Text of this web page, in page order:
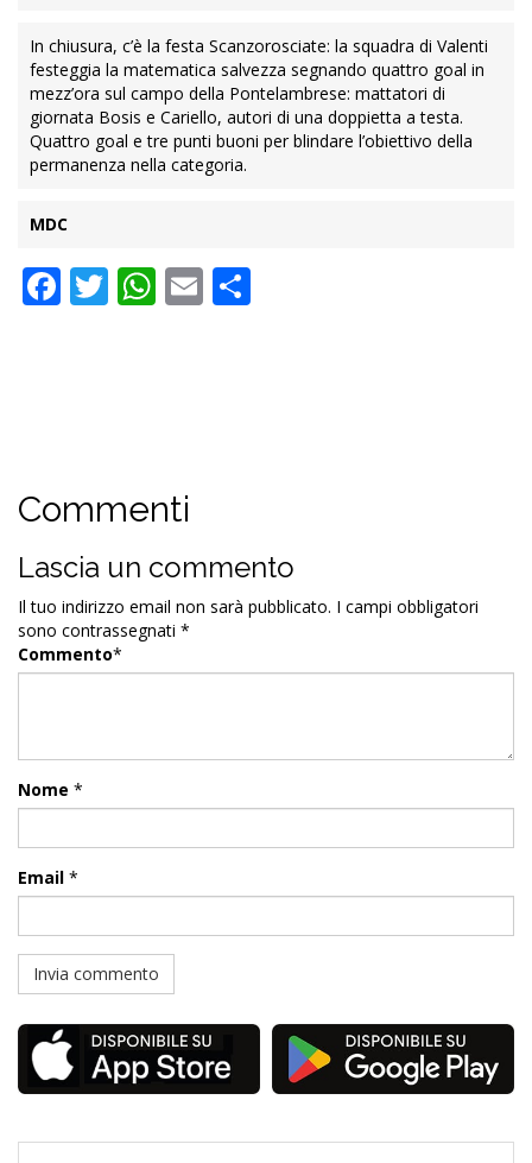
In chiusura, c’è la festa Scanzorosciate: la squadra di Valenti
festeggia la matematica salvezza segnando quattro goal in
mezz’ora sul campo della Pontelambrese: mattatori di
giornata Bosis e Cariello, autori di una doppietta a testa.
Quattro goal e tre punti buoni per blindare l’obiettivo della
permanenza nella categoria.
MDC
Facebook
Twitter
WhatsApp
Email
Commenti
Lascia un commento
Il tuo indirizzo email non sarà pubblicato. I campi obbligatori
sono contrassegnati *
Commento*
Nome *
Email *